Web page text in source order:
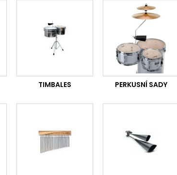
TIMBALES PERKUSNÍ SADY